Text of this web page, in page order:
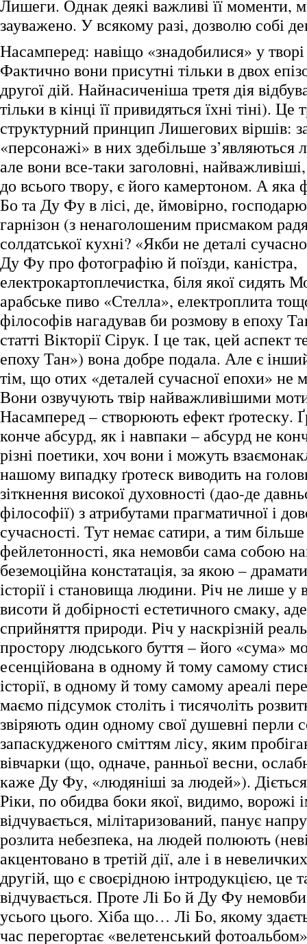
Лишеги. Однак деякі важливі її моменти,
зауважено. У всякому разі, дозволю собі
Насамперед: навіщо «знадобилися» у
Фактично вони присутні тільки в двох
другої дій. Найнасиченіша третя дія
тільки в кінці її привидяться їхні тіні). Це
структурний принцип Лишегових віршів:
«персонажі» в них здебільше з’являються
але вони все-таки заголовні,
до всього твору, є його камертоном. А яка
Бо та Ду Фу в лісі, де, ймовірно,
гарнізон (з ненаголошеним присмаком
солдатської кухні? «Якби не деталі
Ду Фу про фотографію й поїзди, каністра,
електрокартоплечистка, біля якої сидять
арабське пиво «Стелла», електроплита
філософів нагадував би розмову в епоху
статті Вікторії Сірук. І це так, цей аспект
епоху Тан») вона добре подала. Але є
тім, що отих «деталей сучасної епохи» не
Вони озвучують твір найважливішими
Насамперед – створюють ефект ґротеску.
конче абсурд, як і навпаки – абсурд не
різні поетики, хоч вони і можуть
нашому випадку ґротеск виводить на
зіткнення високої духовності (дао-де
філософії) з атрибутами прагматичної і
сучасності. Тут немає сатири, а тим більше
фейлетонності, яка немовби сама собою
беземоційна констатація, за якою –
історії і становища людини. Річ не лише у
висоти й добірності естетичного смаку,
сприйняття природи. Річ у наскрізній
простору людського буття – його «сума»
есенційована в одному й тому самому
історії, в одному й тому самому ареалі
маємо підсумок століть і тисячоліть
звіряють один одному свої душевні перли
запаскудженого сміттям лісу, яким
вівчарки (що, одначе, ранньої весни,
каже Ду Фу, «людяніші за людей»).
Ріки, по обидва боки якої, видимо, ворожі
відчувається, мілітаризований, панує
розлита небезпека, на людей полюють
акцентовано в третій дії, але і в
другій, що є своєрідною інтродукцією, це
відчувається. Проте Лі Бо й Ду Фу немовби
усього цього. Хіба що… Лі Бо, якому
час перегортає «велетенський